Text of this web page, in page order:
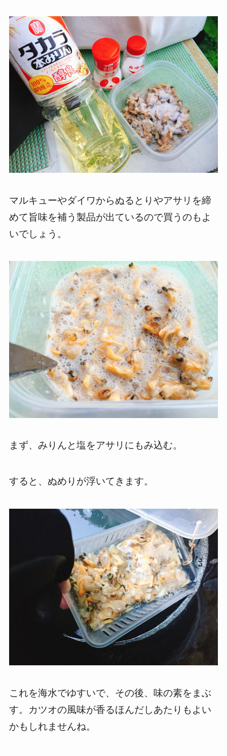
マルキューやダイワからぬるとりやアサリを締
めて旨味を補う製品が出ているので買うのもよ
いでしょう。
まず、みりんと塩をアサリにもみ込む。
すると、ぬめりが浮いてきます。
これを海水でゆすいで、その後、味の素をまぶ
す。カツオの風味が香るほんだしあたりもよい
かもしれませんね。